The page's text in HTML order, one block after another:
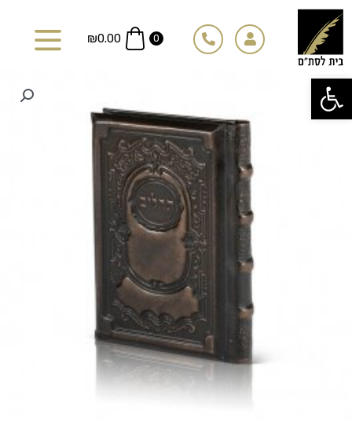
פתח סרגל נגישות
דילוג
לתוכן
0
₪0.00